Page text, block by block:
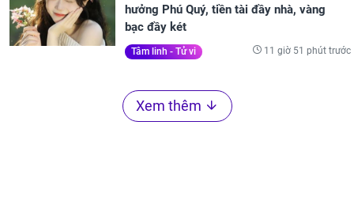
hưởng Phú Quý, tiền tài đầy nhà, vàng
bạc đầy két
Tâm linh - Tử vi 11 giờ 51 phút trước
Xem thêm